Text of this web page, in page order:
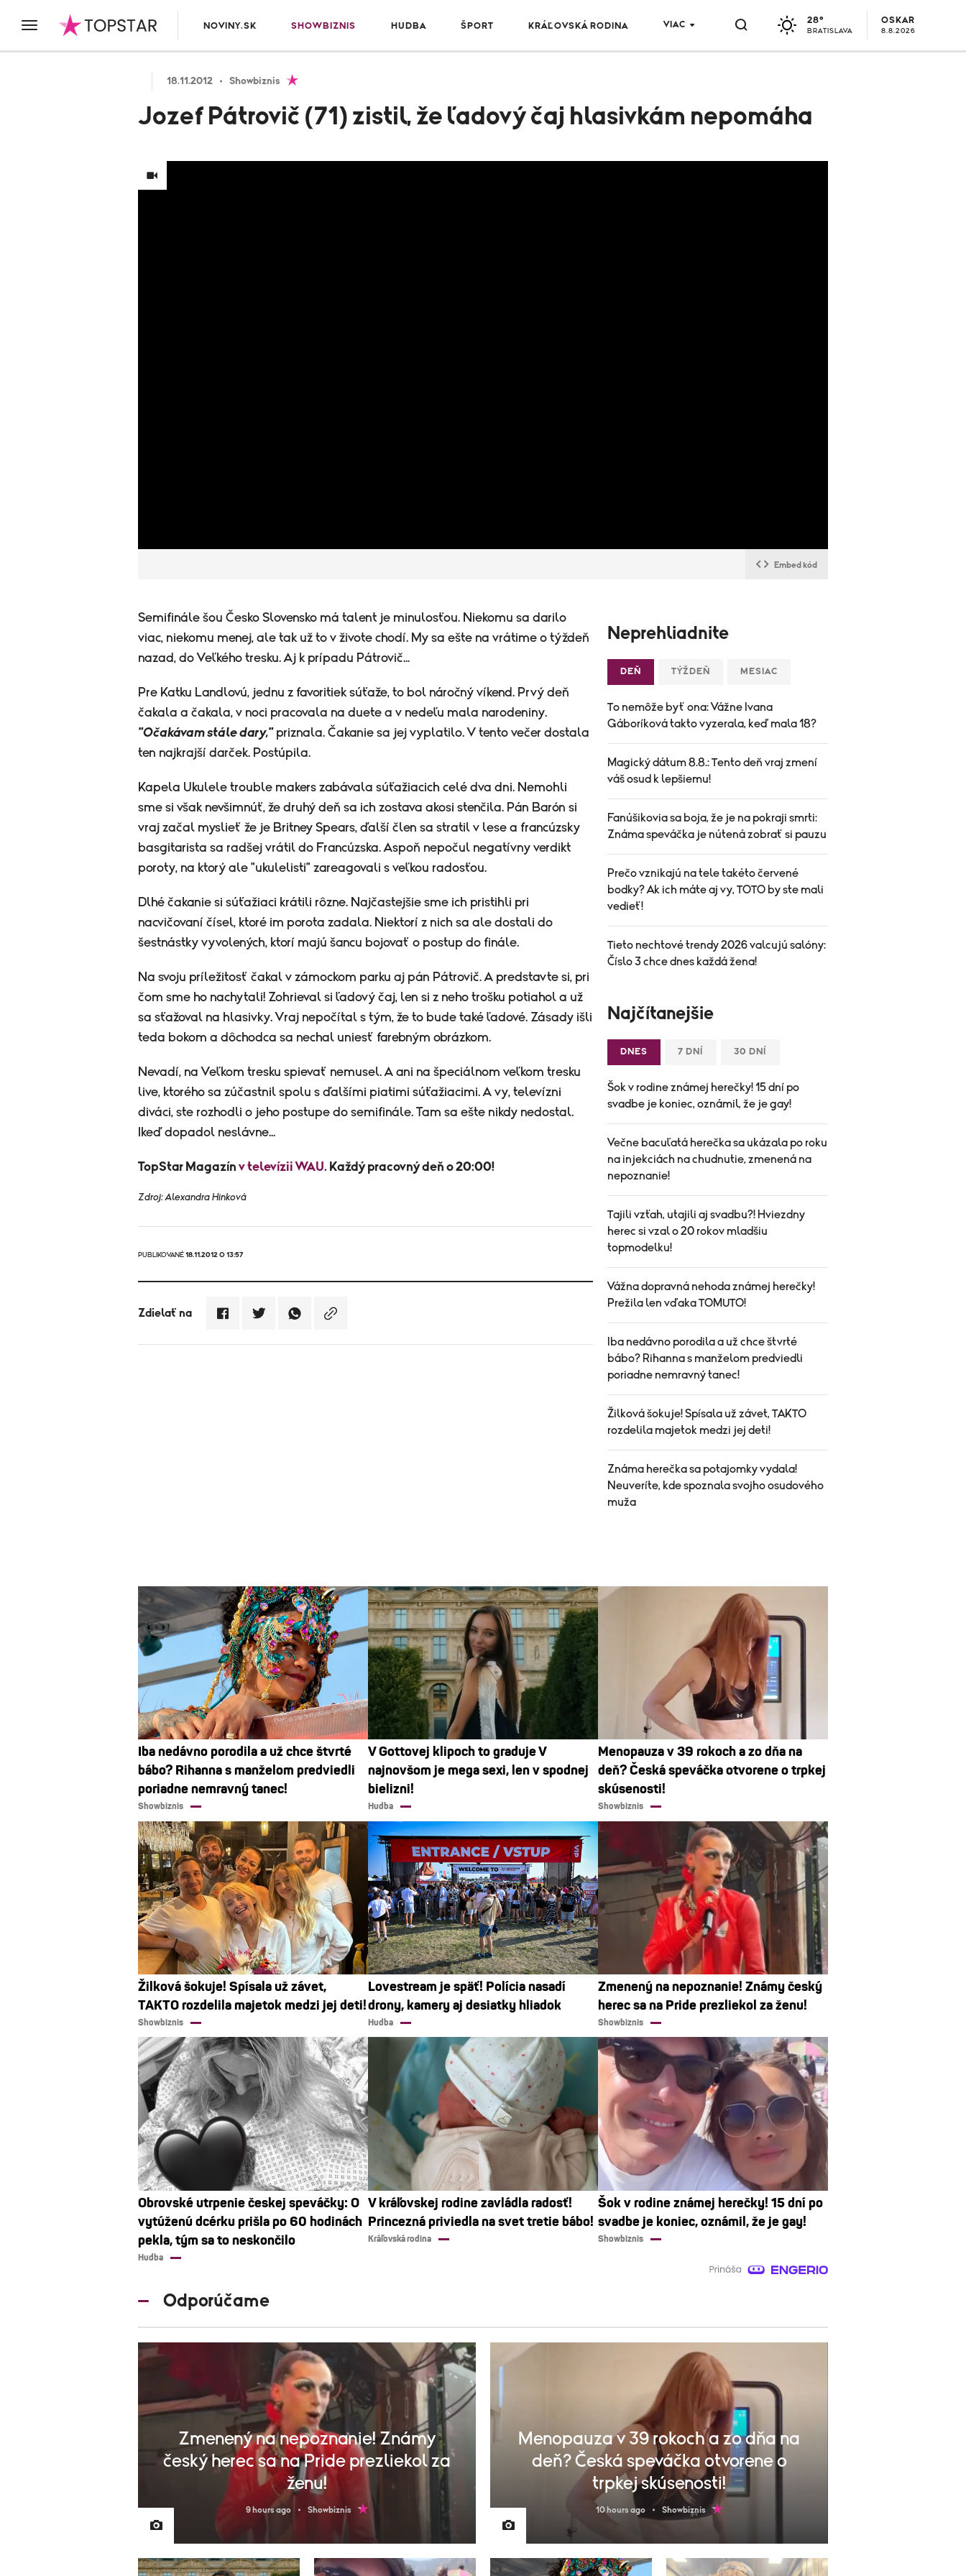
NOVINY.SK SHOWBIZNIS HUDBA ŠPORT KRÁĽOVSKÁ RODINA VIAC 28°
BRATISLAVA
OSKAR
8.8.2026
18.11.2012 Showbiznis
Jozef Pátrovič (71) zistil, že ľadový čaj hlasivkám nepomáha
Embed kód
Semifinále šou Česko Slovensko má talent je minulosťou. Niekomu sa darilo
viac, niekomu menej, ale tak už to v živote chodí. My sa ešte na vrátime o týždeň
nazad, do Veľkého tresku. Aj k prípadu Pátrovič...
Pre Katku Landlovú, jednu z favoritiek súťaže, to bol náročný víkend. Prvý deň
čakala a čakala, v noci pracovala na duete a v nedeľu mala narodeniny.
"Očakávam stále dary,"priznala. Čakanie sa jej vyplatilo. V tento večer dostala
ten najkrajší darček. Postúpila.
Kapela Ukulele trouble makers zabávala súťažiacich celé dva dni. Nemohli
sme si však nevšimnúť, že druhý deň sa ich zostava akosi stenčila. Pán Barón si
vraj začal myslieť že je Britney Spears, ďalší člen sa stratil v lese a francúzsky
basgitarista sa radšej vrátil do Francúzska. Aspoň nepočul negatívny verdikt
poroty, na ktorý ale "ukulelisti" zareagovali s veľkou radosťou.
Dlhé čakanie si súťažiaci krátili rôzne. Najčastejšie sme ich pristihli pri
nacvičovaní čísel, ktoré im porota zadala. Niektorí z nich sa ale dostali do
šestnástky vyvolených, ktorí majú šancu bojovať o postup do finále.
Na svoju príležitosť čakal v zámockom parku aj pán Pátrovič. A predstavte si, pri
čom sme ho nachytali! Zohrieval si ľadový čaj, len si z neho trošku potiahol a už
sa sťažoval na hlasivky. Vraj nepočítal s tým, že to bude také ľadové. Zásady išli
teda bokom a dôchodca sa nechal uniesť farebným obrázkom.
Nevadí, na Veľkom tresku spievať nemusel. A ani na špeciálnom veľkom tresku
live, ktorého sa zúčastnil spolu s ďalšími piatimi súťažiacimi. A vy, televízni
diváci, ste rozhodli o jeho postupe do semifinále. Tam sa ešte nikdy nedostal.
Ikeď dopadol neslávne...
TopStar Magazín v televízii WAU. Každý pracovný deň o 20:00!
Zdroj: Alexandra Hinková
PUBLIKOVANÉ 18.11.2012 O 13:57
Zdielať na
Neprehliadnite
DEŇ TÝŽDEŇ MESIAC
To nemôže byť ona: Vážne Ivana
Gáboríková takto vyzerala, keď mala 18?
Magický dátum 8.8.: Tento deň vraj zmení
váš osud k lepšiemu!
Fanúšikovia sa boja, že je na pokraji smrti:
Známa speváčka je nútená zobrať si pauzu
Prečo vznikajú na tele takéto červené
bodky? Ak ich máte aj vy, TOTO by ste mali
vedieť!
Tieto nechtové trendy 2026 valcujú salóny:
Číslo 3 chce dnes každá žena!
Najčítanejšie
DNES 7 DNÍ 30 DNÍ
Šok v rodine známej herečky! 15 dní po
svadbe je koniec, oznámil, že je gay!
Večne bacuľatá herečka sa ukázala po roku
na injekciách na chudnutie, zmenená na
nepoznanie!
Tajili vzťah, utajili aj svadbu?! Hviezdny
herec si vzal o 20 rokov mladšiu
topmodelku!
Vážna dopravná nehoda známej herečky!
Prežila len vďaka TOMUTO!
Iba nedávno porodila a už chce štvrté
bábo? Rihanna s manželom predviedli
poriadne nemravný tanec!
Žilková šokuje! Spísala už závet, TAKTO
rozdelila majetok medzi jej deti!
Známa herečka sa potajomky vydala!
Neuveríte, kde spoznala svojho osudového
muža
Iba nedávno porodila a už chce štvrté
bábo? Rihanna s manželom predviedli
poriadne nemravný tanec!
Showbiznis
V Gottovej klipoch to graduje V
najnovšom je mega sexi, len v spodnej
bielizni!
Hudba
Menopauza v 39 rokoch a zo dňa na
deň? Česká speváčka otvorene o trpkej
skúsenosti!
Showbiznis
Žilková šokuje! Spísala už závet,
TAKTO rozdelila majetok medzi jej deti!
Showbiznis
Lovestream je späť! Polícia nasadí
drony, kamery aj desiatky hliadok
Hudba
Zmenený na nepoznanie! Známy český
herec sa na Pride prezliekol za ženu!
Showbiznis
Obrovské utrpenie českej speváčky: O
vytúženú dcérku prišla po 60 hodinách
pekla, tým sa to neskončilo
Hudba
V kráľovskej rodine zavládla radosť!
Princezná priviedla na svet tretie bábo!
Kráľovská rodina
Šok v rodine známej herečky! 15 dní po
svadbe je koniec, oznámil, že je gay!
Showbiznis
Odporúčame
Zmenený na nepoznanie! Známy
český herec sa na Pride prezliekol za
ženu!
9 hours ago Showbiznis
Menopauza v 39 rokoch a zo dňa na
deň? Česká speváčka otvorene o
trpkej skúsenosti!
10 hours ago Showbiznis